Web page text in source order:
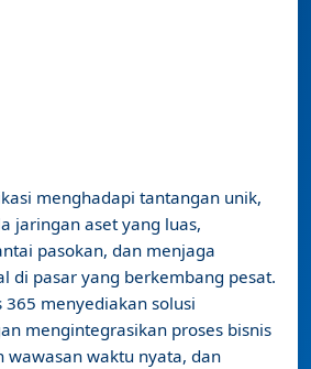
menghadapi tantangan unik,
jaringan aset yang luas,
pasokan, dan menjaga
di pasar yang berkembang pesat.
365 menyediakan solusi
mengintegrasikan proses bisnis
wawasan waktu nyata, dan